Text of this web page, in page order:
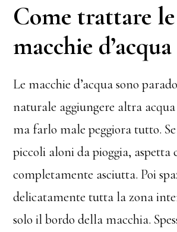
Come trattare le
macchie d’acqua
Le macchie d’acqua sono
naturale aggiungere altra
ma farlo male peggiora tutto.
piccoli aloni da pioggia, aspetta
completamente asciutta. Poi
delicatamente tutta la zona
solo il bordo della macchia.